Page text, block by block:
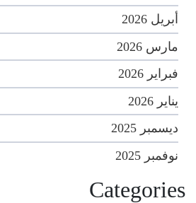
أبريل 2026
مارس 2026
فبراير 2026
يناير 2026
ديسمبر 2025
نوفمبر 2025
Categories